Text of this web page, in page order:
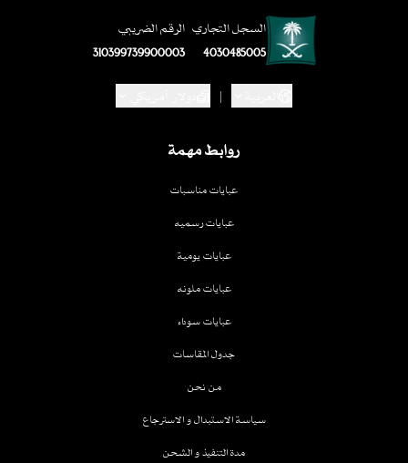
روابط مهمة
عبايات مناسبات
عبايات رسميه
عبايات يومية
عبايات ملونه
عبايات سوداء
جدول المقاسات
من نحن
سياسة الاستبدال و الاسترجاع
مدة التنفيذ و الشحن
السجل التجاري
4030485005
الرقم الضريبي
310399739900003
|